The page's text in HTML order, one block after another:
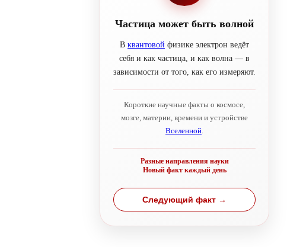
Частица может быть волной
В квантовой физике электрон ведёт
себя и как частица, и как волна — в
зависимости от того, как его измеряют.
Короткие научные факты о космосе,
мозге, материи, времени и устройстве
Вселенной.
Разные направления науки
Новый факт каждый день
Следующий факт →